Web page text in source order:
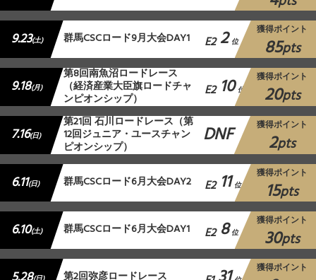
9.23(土) 群馬CSCロード9月大会DAY1 E2 2 位
獲得ポイント
85pts
9.18(月)
第8回南魚沼ロードレース
（経済産業大臣旗ロードチャ
ンピオンシップ） E2 10 位
獲得ポイント
20pts
7.16(日)
第21回 石川ロードレース（第
12回ジュニア・ユースチャン
ピオンシップ） DNF 獲得ポイント
2pts
6.11(日) 群馬CSCロード6月大会DAY2 E2 11 位
獲得ポイント
15pts
6.10(土) 群馬CSCロード6月大会DAY1 E2 8 位
獲得ポイント
30pts
獲得ポイント